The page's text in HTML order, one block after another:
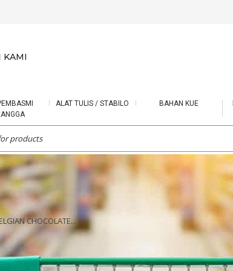
KAMI
ALAT TULIS / STABILO BAHAN KUE
CHOCOLATE...